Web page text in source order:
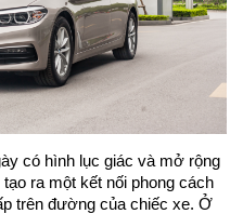
có hình lục giác và mở rộng
ra một kết nối phong cách
trên đường của chiếc xe. Ở